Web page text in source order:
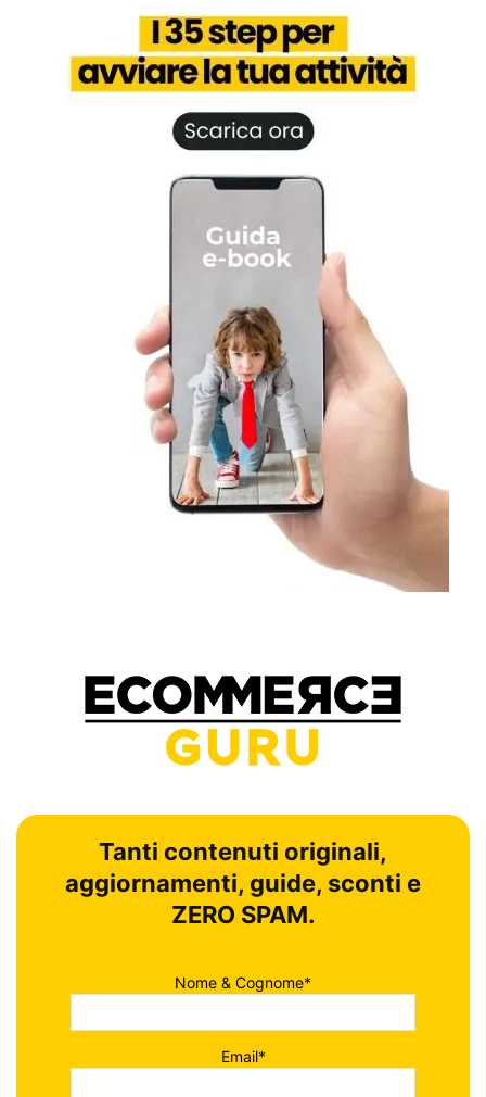
Tanti contenuti originali,
aggiornamenti, guide, sconti e
ZERO SPAM.
Nome & Cognome*
Email*